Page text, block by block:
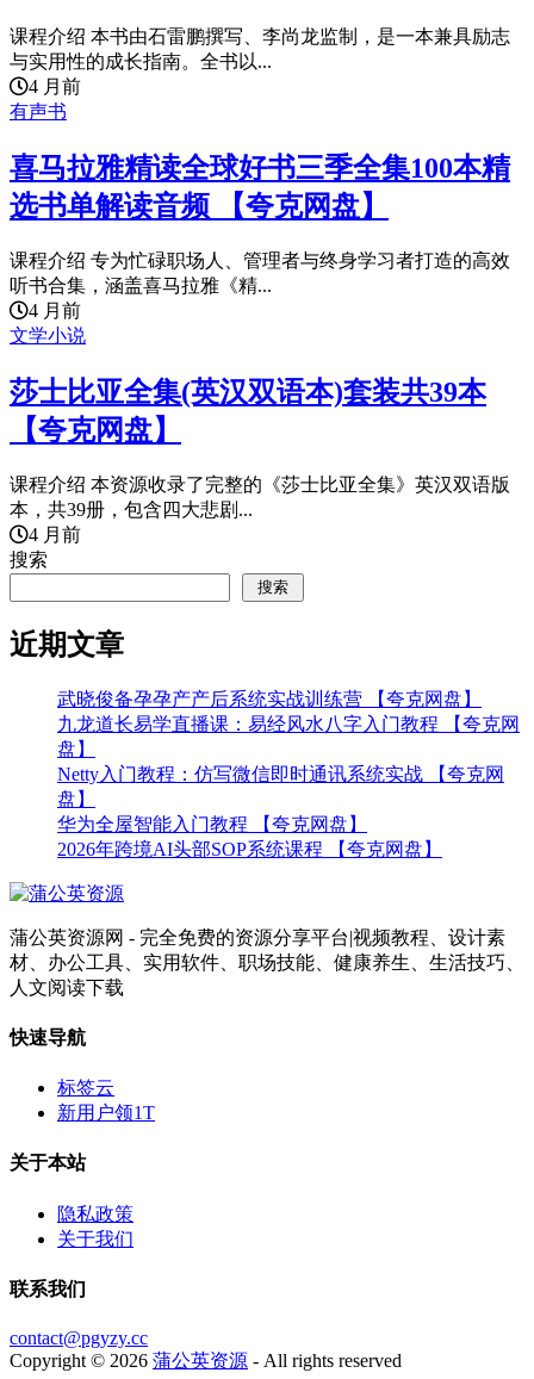
课程介绍 本书由石雷鹏撰写、李尚龙监制，是一本兼具励志
与实用性的成长指南。全书以...
4 月前
有声书
喜马拉雅精读全球好书三季全集100本精
选书单解读音频 【夸克网盘】
课程介绍 专为忙碌职场人、管理者与终身学习者打造的高效
听书合集，涵盖喜马拉雅《精...
4 月前
文学小说
莎士比亚全集(英汉双语本)套装共39本
【夸克网盘】
课程介绍 本资源收录了完整的《莎士比亚全集》英汉双语版
本，共39册，包含四大悲剧...
4 月前
搜索
搜索
近期文章
武晓俊备孕孕产产后系统实战训练营 【夸克网盘】
九龙道长易学直播课：易经风水八字入门教程 【夸克网
盘】
Netty入门教程：仿写微信即时通讯系统实战 【夸克网
盘】
华为全屋智能入门教程 【夸克网盘】
2026年跨境AI头部SOP系统课程 【夸克网盘】
蒲公英资源网 - 完全免费的资源分享平台|视频教程、设计素
材、办公工具、实用软件、职场技能、健康养生、生活技巧、
人文阅读下载
快速导航
标签云
新用户领1T
关于本站
隐私政策
关于我们
联系我们
contact@pgyzy.cc
Copyright © 2026 蒲公英资源 - All rights reserved